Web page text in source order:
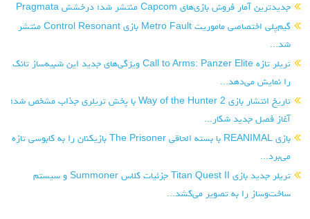
جدیدترین آمار فروش بازی‌های Capcom منتشر شد؛ درخشش Pragmata
گیم‌پلی اختصاصی ماموریت Metro Fault بازی Control Resonant منتشر
شد...
تریلر تازه Call to Arms: Panzer Elite ویژگی‌های جدید این شبیه‌ساز تانک
را نمایش می‌دهد...
تاریخ انتشار بازی Way of the Hunter 2 با پخش تریلری جذاب مشخص شد؛
آغاز فصل جدید شکار...
بازی REANIMAL با بسته الحاقی The Prisoner بازیکنان را به کابوسی تازه
می‌برد...
تریلر جدید بازی Titan Quest II جزئیات کلاس Summoner و سیستم
ساخت‌وساز را به تصویر می‌کشد...